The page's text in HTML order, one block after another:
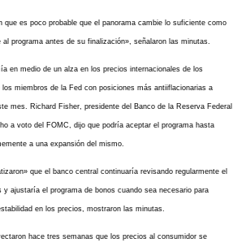
que es poco probable que el panorama cambie lo suficiente como
programa antes de su finalización», señalaron las minutas.
en medio de un alza en los precios internacionales de los
miembros de la Fed con posiciones más antiiflacionarias a
mes. Richard Fisher, presidente del Banco de la Reserva Federal
a voto del FOMC, dijo que podría aceptar el programa hasta
a una expansión del mismo.
que el banco central continuaría revisando regularmente el
ajustaría el programa de bonos cuando sea necesario para
en los precios, mostraron las minutas.
hace tres semanas que los precios al consumidor se